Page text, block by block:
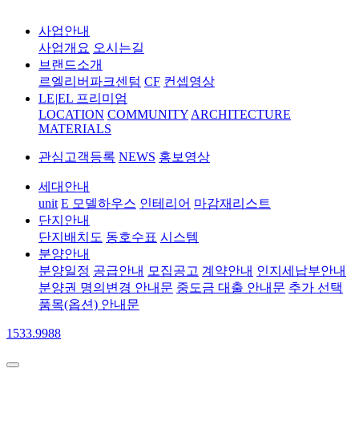
사업안내
사업개요 오시는길
브랜드소개
르엘리버파크센텀 CF 컨셉영상
LE|EL 프리미엄
LOCATION COMMUNITYARCHITECTURE
MATERIALS
관심고객등록 NEWS 홍보영상
세대안내
unit E 모델하우스 인테리어 마감재리스트
단지안내
단지배치도 동호수표 시스템
분양안내
분양일정 공급안내 모집공고 계약안내 인지세납부안내
분양권 명의변경 안내문 중도금 대출 안내문 추가 선택
품목(옵션) 안내문
1533.9988